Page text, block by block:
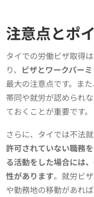
注意点とポ
タイでの労働ビザ取得
り、 ビザとワークパー
最大の注意点です。ま
帯同や就労が認められ
ておくことが重要です。
さらに、タイでは不法
許可されていない職務
る活動をした場合には
性があります。就労ビ
や勤務地の移動があれ